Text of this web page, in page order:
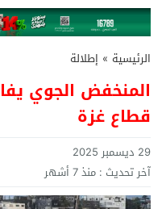
الرئيسية » إطلالة
المنخفض الجوي
قطاع غزة
29 ديسمبر 2025
آخر تحديث : منذ 7 أشهر